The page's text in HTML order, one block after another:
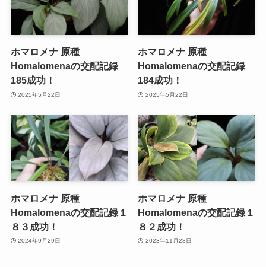
ホマロメナ 原種
Homalomenaの交配記録
185成功！
2025年5月22日
ホマロメナ 原種
Homalomenaの交配記録
184成功！
2025年5月22日
ホマロメナ 原種
Homalomenaの交配記録１
８３成功！
2024年9月29日
ホマロメナ 原種
Homalomenaの交配記録１
８２成功！
2023年11月28日